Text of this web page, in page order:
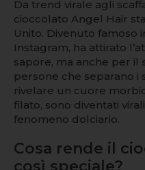
Da trend virale agli
cioccolato Angel Hair
Unito. Divenuto famoso
Instagram, ha attirato
sapore, ma anche per il
persone che separano
rivelare un cuore
filato, sono diventati
fenomeno dolciario.
Cosa rende il
così speciale?